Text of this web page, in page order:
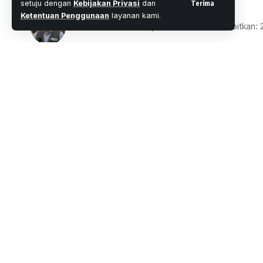
setuju dengan Kebijakan Privasi dan
Ketentuan Penggunaan layanan kami.
Terima
Diterbitkan: